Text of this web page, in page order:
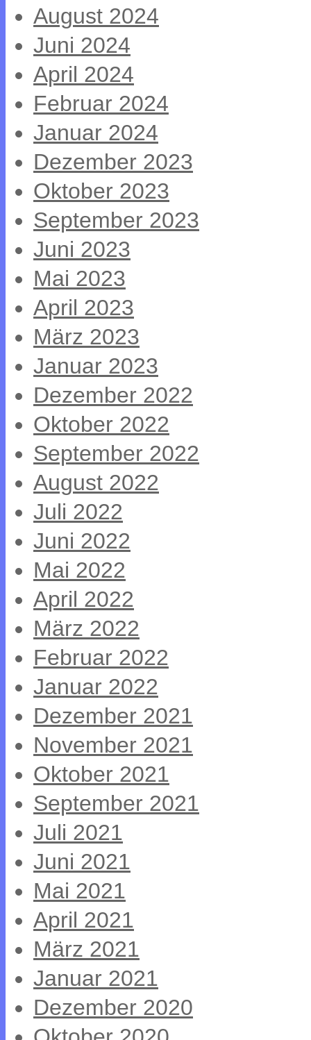
August 2024
Juni 2024
April 2024
Februar 2024
Januar 2024
Dezember 2023
Oktober 2023
September 2023
Juni 2023
Mai 2023
April 2023
März 2023
Januar 2023
Dezember 2022
Oktober 2022
September 2022
August 2022
Juli 2022
Juni 2022
Mai 2022
April 2022
März 2022
Februar 2022
Januar 2022
Dezember 2021
November 2021
Oktober 2021
September 2021
Juli 2021
Juni 2021
Mai 2021
April 2021
März 2021
Januar 2021
Dezember 2020